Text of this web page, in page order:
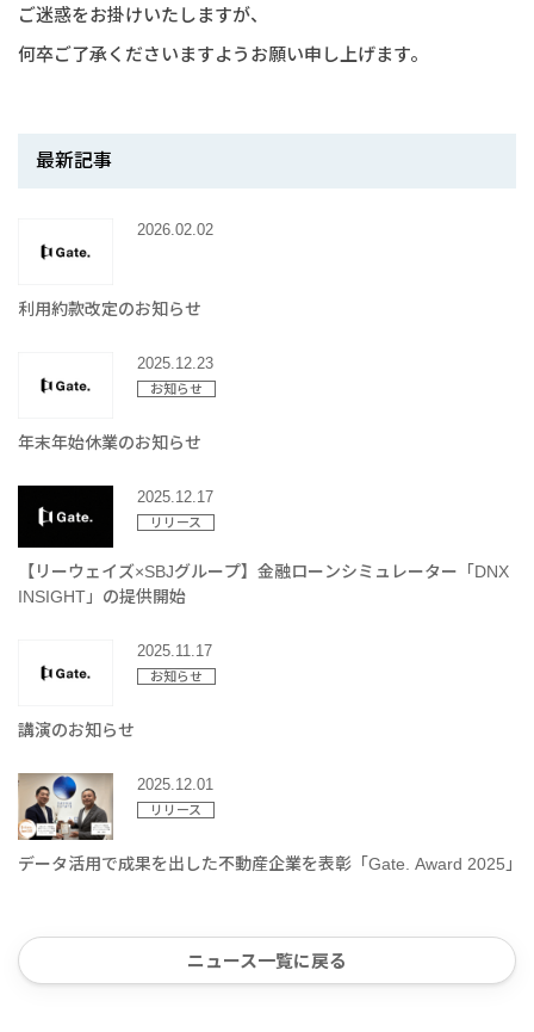
ご迷惑をお掛けいたしますが、
何卒ご了承くださいますようお願い申し上げます。
最新記事
2026.02.02
利用約款改定のお知らせ
2025.12.23
お知らせ
年末年始休業のお知らせ
2025.12.17
リリース
【リーウェイズ×SBJグループ】金融ローンシミュレーター「DNX
INSIGHT」の提供開始
2025.11.17
お知らせ
講演のお知らせ
2025.12.01
リリース
データ活用で成果を出した不動産企業を表彰「Gate. Award 2025」
ニュース一覧に戻る